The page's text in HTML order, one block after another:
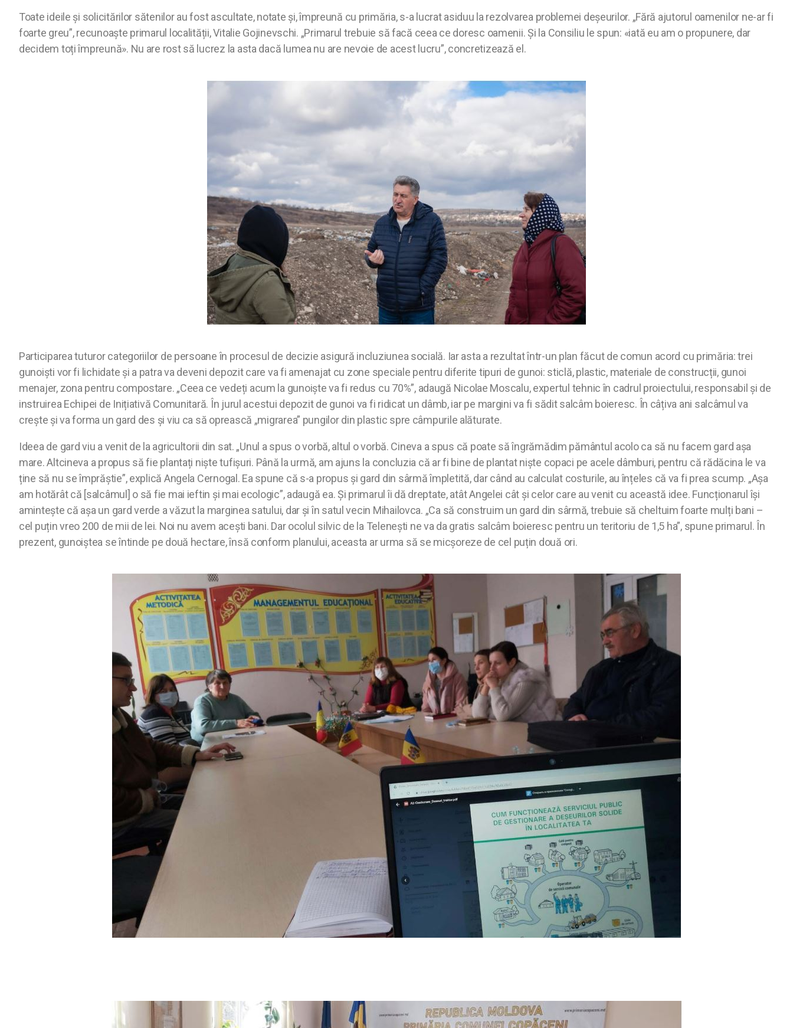
Toate ideile și solicitărilor sătenilor au fost ascultate, notate și, împreună cu primăria, s-a lucrat asiduu la rezolvarea problemei deșeurilor. „Fără ajutorul oamenilor ne-ar fi
foarte greu”, recunoaște primarul localității, Vitalie Gojinevschi. „Primarul trebuie să facă ceea ce doresc oamenii. Și la Consiliu le spun: «iată eu am o propunere, dar
decidem toți împreună». Nu are rost să lucrez la asta dacă lumea nu are nevoie de acest lucru”, concretizează el.
Participarea tuturor categoriilor de persoane în procesul de decizie asigură incluziunea socială. Iar asta a rezultat într-un plan făcut de comun acord cu primăria: trei
gunoiști vor fi lichidate și a patra va deveni depozit care va fi amenajat cu zone speciale pentru diferite tipuri de gunoi: sticlă, plastic, materiale de construcții, gunoi
menajer, zona pentru compostare. „Ceea ce vedeți acum la gunoiște va fi redus cu 70%”, adaugă Nicolae Moscalu, expertul tehnic în cadrul proiectului, responsabil și de
instruirea Echipei de Inițiativă Comunitară. În jurul acestui depozit de gunoi va fi ridicat un dâmb, iar pe margini va fi sădit salcâm boieresc. În câțiva ani salcâmul va
crește și va forma un gard des și viu ca să oprească „migrarea” pungilor din plastic spre câmpurile alăturate.
Ideea de gard viu a venit de la agricultorii din sat. „Unul a spus o vorbă, altul o vorbă. Cineva a spus că poate să îngrămădim pământul acolo ca să nu facem gard așa
mare. Altcineva a propus să fie plantați niște tufișuri. Până la urmă, am ajuns la concluzia că ar fi bine de plantat niște copaci pe acele dâmburi, pentru că rădăcina le va
ține să nu se împrăștie”, explică Angela Cernogal. Ea spune că s-a propus și gard din sârmă împletită, dar când au calculat costurile, au înțeles că va fi prea scump. „Așa
am hotărât că [salcâmul] o să fie mai ieftin și mai ecologic”, adaugă ea. Și primarul îi dă dreptate, atât Angelei cât și celor care au venit cu această idee. Funcționarul își
amintește că așa un gard verde a văzut la marginea satului, dar și în satul vecin Mihailovca. „Ca să construim un gard din sârmă, trebuie să cheltuim foarte mulți bani –
cel puțin vreo 200 de mii de lei. Noi nu avem acești bani. Dar ocolul silvic de la Telenești ne va da gratis salcâm boieresc pentru un teritoriu de 1,5 ha”, spune primarul. În
prezent, gunoiștea se întinde pe două hectare, însă conform planului, aceasta ar urma să se micșoreze de cel puțin două ori.